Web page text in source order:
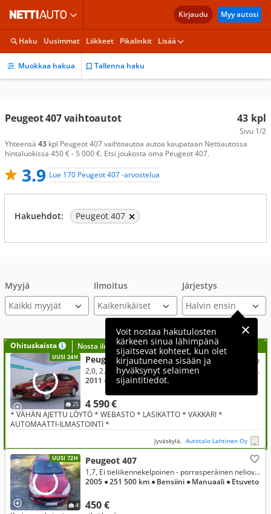
Kirjaudu Myy autosi
Haku Uusimmat Liikkeet Pikalinkit Lisää
Muokkaa hakua Tallenna haku
43 kpl
Sivu 1/2
Peugeot 407 vaihtoautot
Yhteensä 43 kpl Peugeot 407 vaihtoautoa autoa kaupataan Nettiautossa
hintaluokissa 450 € - 5 000 €. Etsi joukosta oma Peugeot 407.
3.9 Lue 170 Peugeot 407 -arvostelua
Hakuehdot: Peugeot 407
Myyjä
Kaikki myyjät
Ilmoitus Järjestys
Voit nostaa hakutulosten
kärkeen sinua lähimpänä
sijaitsevat kohteet, kun olet
kirjautuneena sisään ja
hyväksynyt selaimen
sijaintitiedot.
Ohituskaista Nosta ilmoituksesi tähän?
UUSI 24H
25
Peugeot 407
4 590 €
2,0, 2.0 SW Executive HDi 140 FAP * WEBASTO * KATSASTETTU 8/26 *
2011 ● 146 000 km● Diesel
* VÄHÄN AJETTU LÖYTÖ * WEBASTO * LASIKATTO * VAKKARI *
AUTOMAATTI-ILMASTOINTI *
Jyväskylä, Autotalo Lahtinen Oy
UUSI 72H
4
Peugeot 407
450 €
1,7, Ei tieliikennekelpoinen - porrasperäinen neliovinen
2005 ● 251 500 km ● Bensiini ● Manuaali ● Etuveto